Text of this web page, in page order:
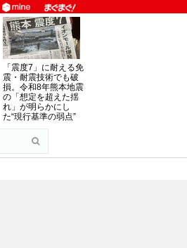
「震度7」に耐える免
震・耐震技術でも破
損。令和8年熊本地震
の「想定を超えた揺
れ」が明らかにし
た“現行基準の弱点”